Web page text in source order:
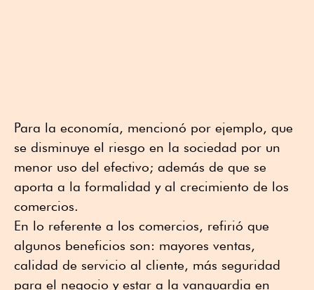
Para la economía, mencionó por ejemplo, que
se disminuye el riesgo en la sociedad por un
menor uso del efectivo; además de que se
aporta a la formalidad y al crecimiento de los
comercios.
En lo referente a los comercios, refirió que
algunos beneficios son: mayores ventas,
calidad de servicio al cliente, más seguridad
para el negocio y estar a la vanguardia en